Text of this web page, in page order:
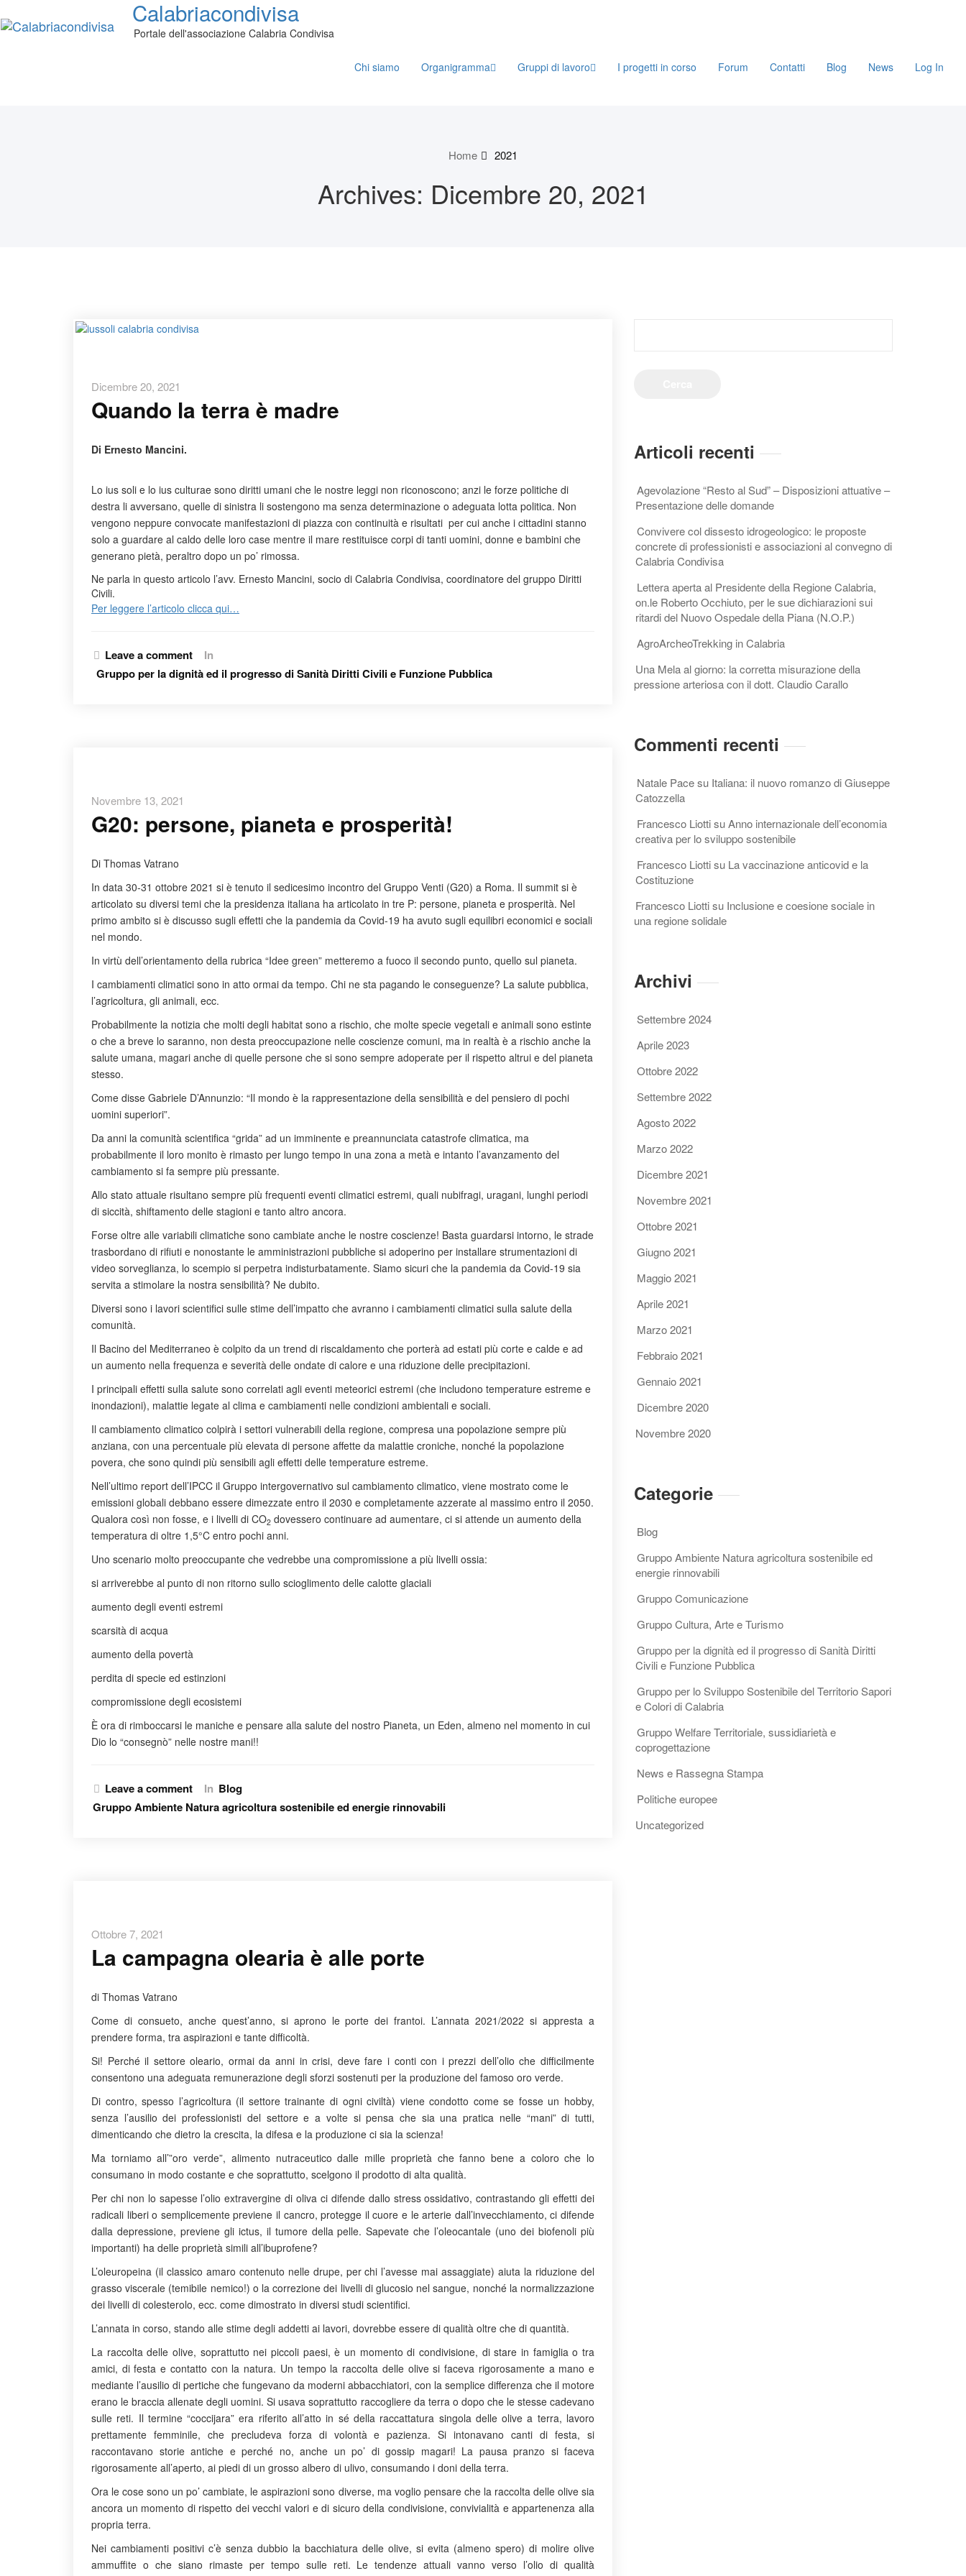
Calabriacondivisa
Portale dell'associazione Calabria Condivisa
Chi siamo Organigramma Gruppi di lavoro I progetti in corso Forum Contatti Blog News Log In
Home 2021
Archives: Dicembre 20, 2021
Dicembre 20, 2021
Quando la terra è madre
Di Ernesto Mancini.
Lo ius soli e lo ius culturae sono diritti umani che le nostre leggi non riconoscono; anzi le forze politiche di
destra li avversano, quelle di sinistra li sostengono ma senza determinazione o adeguata lotta politica. Non
vengono neppure convocate manifestazioni di piazza con continuità e risultati per cui anche i cittadini stanno
solo a guardare al caldo delle loro case mentre il mare restituisce corpi di tanti uomini, donne e bambini che
generano pietà, peraltro dopo un po’ rimossa.
Ne parla in questo articolo l’avv. Ernesto Mancini, socio di Calabria Condivisa, coordinatore del gruppo Diritti
Civili.
Per leggere l’articolo clicca qui…
Leave a comment
In
Gruppo per la dignità ed il progresso di Sanità Diritti Civili e Funzione Pubblica
Novembre 13, 2021
G20: persone, pianeta e prosperità!
Di Thomas Vatrano
In data 30-31 ottobre 2021 si è tenuto il sedicesimo incontro del Gruppo Venti (G20) a Roma. Il summit si è
articolato su diversi temi che la presidenza italiana ha articolato in tre P: persone, pianeta e prosperità. Nel
primo ambito si è discusso sugli effetti che la pandemia da Covid-19 ha avuto sugli equilibri economici e sociali
nel mondo.
In virtù dell’orientamento della rubrica “Idee green” metteremo a fuoco il secondo punto, quello sul pianeta.
I cambiamenti climatici sono in atto ormai da tempo. Chi ne sta pagando le conseguenze? La salute pubblica,
l’agricoltura, gli animali, ecc.
Probabilmente la notizia che molti degli habitat sono a rischio, che molte specie vegetali e animali sono estinte
o che a breve lo saranno, non desta preoccupazione nelle coscienze comuni, ma in realtà è a rischio anche la
salute umana, magari anche di quelle persone che si sono sempre adoperate per il rispetto altrui e del pianeta
stesso.
Come disse Gabriele D’Annunzio: “Il mondo è la rappresentazione della sensibilità e del pensiero di pochi
uomini superiori”.
Da anni la comunità scientifica “grida” ad un imminente e preannunciata catastrofe climatica, ma
probabilmente il loro monito è rimasto per lungo tempo in una zona a metà e intanto l’avanzamento del
cambiamento si fa sempre più pressante.
Allo stato attuale risultano sempre più frequenti eventi climatici estremi, quali nubifragi, uragani, lunghi periodi
di siccità, shiftamento delle stagioni e tanto altro ancora.
Forse oltre alle variabili climatiche sono cambiate anche le nostre coscienze! Basta guardarsi intorno, le strade
trasbordano di rifiuti e nonostante le amministrazioni pubbliche si adoperino per installare strumentazioni di
video sorveglianza, lo scempio si perpetra indisturbatamente. Siamo sicuri che la pandemia da Covid-19 sia
servita a stimolare la nostra sensibilità? Ne dubito.
Diversi sono i lavori scientifici sulle stime dell’impatto che avranno i cambiamenti climatici sulla salute della
comunità.
Il Bacino del Mediterraneo è colpito da un trend di riscaldamento che porterà ad estati più corte e calde e ad
un aumento nella frequenza e severità delle ondate di calore e una riduzione delle precipitazioni.
I principali effetti sulla salute sono correlati agli eventi meteorici estremi (che includono temperature estreme e
inondazioni), malattie legate al clima e cambiamenti nelle condizioni ambientali e sociali.
Il cambiamento climatico colpirà i settori vulnerabili della regione, compresa una popolazione sempre più
anziana, con una percentuale più elevata di persone affette da malattie croniche, nonché la popolazione
povera, che sono quindi più sensibili agli effetti delle temperature estreme.
Nell’ultimo report dell’IPCC il Gruppo intergovernativo sul cambiamento climatico, viene mostrato come le
emissioni globali debbano essere dimezzate entro il 2030 e completamente azzerate al massimo entro il 2050.
Qualora così non fosse, e i livelli di CO2 dovessero continuare ad aumentare, ci si attende un aumento della
temperatura di oltre 1,5°C entro pochi anni.
Uno scenario molto preoccupante che vedrebbe una compromissione a più livelli ossia:
si arriverebbe al punto di non ritorno sullo scioglimento delle calotte glaciali
aumento degli eventi estremi
scarsità di acqua
aumento della povertà
perdita di specie ed estinzioni
compromissione degli ecosistemi
È ora di rimboccarsi le maniche e pensare alla salute del nostro Pianeta, un Eden, almeno nel momento in cui
Dio lo “consegnò” nelle nostre mani!!
Leave a comment In Blog
Gruppo Ambiente Natura agricoltura sostenibile ed energie rinnovabili
Ottobre 7, 2021
La campagna olearia è alle porte
di Thomas Vatrano
Come di consueto, anche quest’anno, si aprono le porte dei frantoi. L’annata 2021/2022 si appresta a
prendere forma, tra aspirazioni e tante difficoltà.
Si! Perché il settore oleario, ormai da anni in crisi, deve fare i conti con i prezzi dell’olio che difficilmente
consentono una adeguata remunerazione degli sforzi sostenuti per la produzione del famoso oro verde.
Di contro, spesso l’agricoltura (il settore trainante di ogni civiltà) viene condotto come se fosse un hobby,
senza l’ausilio dei professionisti del settore e a volte si pensa che sia una pratica nelle “mani” di tutti,
dimenticando che dietro la crescita, la difesa e la produzione ci sia la scienza!
Ma torniamo all’”oro verde”, alimento nutraceutico dalle mille proprietà che fanno bene a coloro che lo
consumano in modo costante e che soprattutto, scelgono il prodotto di alta qualità.
Per chi non lo sapesse l’olio extravergine di oliva ci difende dallo stress ossidativo, contrastando gli effetti dei
radicali liberi o semplicemente previene il cancro, protegge il cuore e le arterie dall’invecchiamento, ci difende
dalla depressione, previene gli ictus, il tumore della pelle. Sapevate che l’oleocantale (uno dei biofenoli più
importanti) ha delle proprietà simili all’ibuprofene?
L’oleuropeina (il classico amaro contenuto nelle drupe, per chi l’avesse mai assaggiate) aiuta la riduzione del
grasso viscerale (temibile nemico!) o la correzione dei livelli di glucosio nel sangue, nonché la normalizzazione
dei livelli di colesterolo, ecc. come dimostrato in diversi studi scientifici.
L’annata in corso, stando alle stime degli addetti ai lavori, dovrebbe essere di qualità oltre che di quantità.
La raccolta delle olive, soprattutto nei piccoli paesi, è un momento di condivisione, di stare in famiglia o tra
amici, di festa e contatto con la natura. Un tempo la raccolta delle olive si faceva rigorosamente a mano e
mediante l’ausilio di pertiche che fungevano da moderni abbacchiatori, con la semplice differenza che il motore
erano le braccia allenate degli uomini. Si usava soprattutto raccogliere da terra o dopo che le stesse cadevano
sulle reti. Il termine “coccijara” era riferito all’atto in sé della raccattatura singola delle olive a terra, lavoro
prettamente femminile, che precludeva forza di volontà e pazienza. Si intonavano canti di festa, si
raccontavano storie antiche e perché no, anche un po’ di gossip magari! La pausa pranzo si faceva
rigorosamente all’aperto, ai piedi di un grosso albero di ulivo, consumando i doni della terra.
Ora le cose sono un po’ cambiate, le aspirazioni sono diverse, ma voglio pensare che la raccolta delle olive sia
ancora un momento di rispetto dei vecchi valori e di sicuro della condivisione, convivialità e appartenenza alla
propria terra.
Nei cambiamenti positivi c’è senza dubbio la bacchiatura delle olive, si evita (almeno spero) di molire olive
ammuffite o che siano rimaste per tempo sulle reti. Le tendenze attuali vanno verso l’olio di qualità
Articoli recenti
Agevolazione “Resto al Sud” – Disposizioni attuative –
Presentazione delle domande
Convivere col dissesto idrogeologico: le proposte
concrete di professionisti e associazioni al convegno di
Calabria Condivisa
Lettera aperta al Presidente della Regione Calabria,
on.le Roberto Occhiuto, per le sue dichiarazioni sui
ritardi del Nuovo Ospedale della Piana (N.O.P.)
AgroArcheoTrekking in Calabria
Una Mela al giorno: la corretta misurazione della
pressione arteriosa con il dott. Claudio Carallo
Commenti recenti
Natale Pacesu Italiana: il nuovo romanzo di Giuseppe
Catozzella
Francesco LiottisuAnno internazionale dell’economia
creativa per lo sviluppo sostenibile
Francesco Liottisu La vaccinazione anticovid e la
Costituzione
Francesco Liottisu Inclusione e coesione sociale in
una regione solidale
Archivi
Settembre 2024
Aprile 2023
Ottobre 2022
Settembre 2022
Agosto 2022
Marzo 2022
Dicembre 2021
Novembre 2021
Ottobre 2021
Giugno 2021
Maggio 2021
Aprile 2021
Marzo 2021
Febbraio 2021
Gennaio 2021
Dicembre 2020
Novembre 2020
Categorie
Blog
Gruppo Ambiente Natura agricoltura sostenibile ed
energie rinnovabili
Gruppo Comunicazione
Gruppo Cultura, Arte e Turismo
Gruppo per la dignità ed il progresso di Sanità Diritti
Civili e Funzione Pubblica
Gruppo per lo Sviluppo Sostenibile del Territorio Sapori
e Colori di Calabria
Gruppo Welfare Territoriale, sussidiarietà e
coprogettazione
News e Rassegna Stampa
Politiche europee
Uncategorized